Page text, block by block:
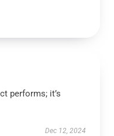
performs; it’s
Dec 12, 2024